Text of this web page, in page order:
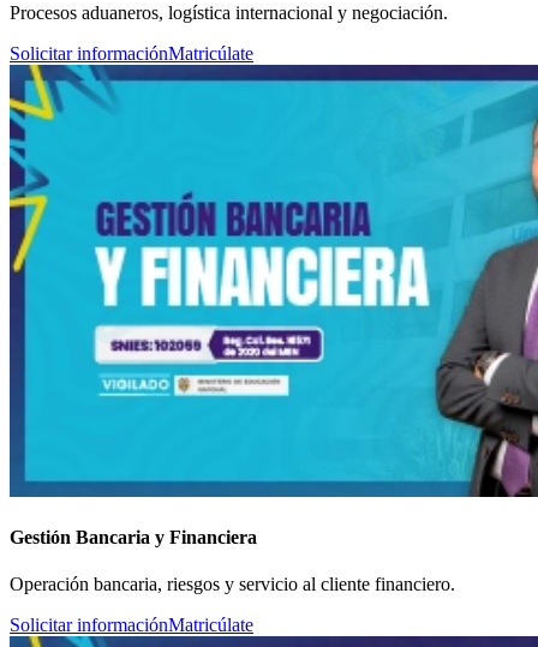
Procesos aduaneros, logística internacional y negociación.
Solicitar informaciónMatricúlate
Gestión Bancaria y Financiera
Operación bancaria, riesgos y servicio al cliente financiero.
Solicitar informaciónMatricúlate